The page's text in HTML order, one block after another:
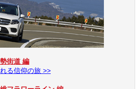
街道 編
る信仰の旅 >>